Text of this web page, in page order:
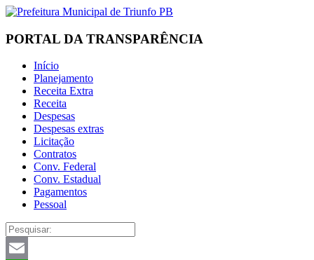
PORTAL DA TRANSPARÊNCIA
Início
Planejamento
Receita Extra
Receita
Despesas
Despesas extras
Licitação
Contratos
Conv. Federal
Conv. Estadual
Pagamentos
Pessoal